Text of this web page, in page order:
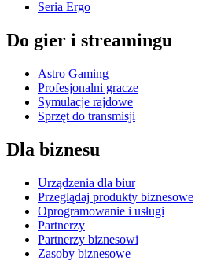
Seria Ergo
Do gier i streamingu
Astro Gaming
Profesjonalni gracze
Symulacje rajdowe
Sprzęt do transmisji
Dla biznesu
Urządzenia dla biur
Przeglądaj produkty biznesowe
Oprogramowanie i usługi
Partnerzy
Partnerzy biznesowi
Zasoby biznesowe